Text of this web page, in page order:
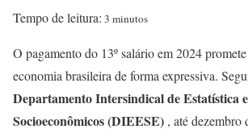
Tempo de leitura: 3 minutos
O pagamento do 13º salário em 2024
economia brasileira de forma expressiva.
Departamento Intersindical de Estatística
Socioeconômicos (DIEESE) , até dezembro